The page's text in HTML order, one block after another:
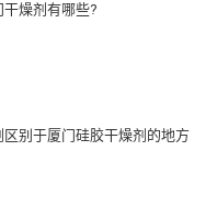
燥剂有哪些?
区别于厦门硅胶干燥剂的地方